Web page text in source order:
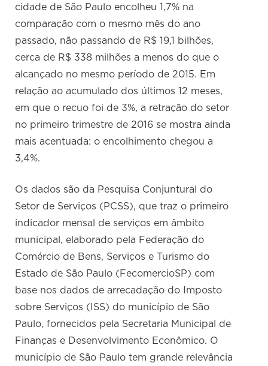
Conselho de Relações Internacionais
Conselho de Sustentabilidade
Conselho de Comércio Eletrônico
cidade de São Paulo encolheu 1,7% na
comparação com o mesmo mês do ano
passado, não passando de R$ 19,1 bilhões,
cerca de R$ 338 milhões a menos do que o
alcançado no mesmo período de 2015. Em
relação ao acumulado dos últimos 12 meses,
em que o recuo foi de 3%, a retração do setor
no primeiro trimestre de 2016 se mostra ainda
mais acentuada: o encolhimento chegou a
3,4%.
Os dados são da Pesquisa Conjuntural do
Setor de Serviços (PCSS), que traz o primeiro
indicador mensal de serviços em âmbito
municipal, elaborado pela Federação do
Comércio de Bens, Serviços e Turismo do
Estado de São Paulo (FecomercioSP) com
base nos dados de arrecadação do Imposto
sobre Serviços (ISS) do município de São
Paulo, fornecidos pela Secretaria Municipal de
Finanças e Desenvolvimento Econômico. O
município de São Paulo tem grande relevância